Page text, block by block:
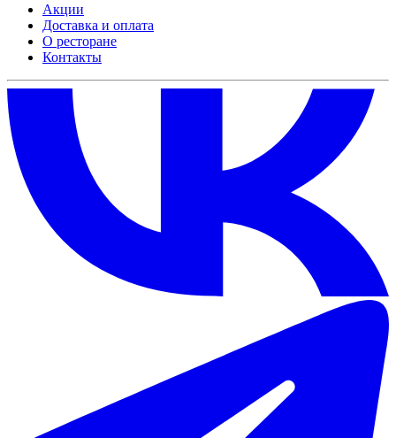
Акции
Доставка и оплата
О ресторане
Контакты